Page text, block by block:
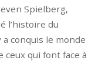
Spielberg,
l’histoire du
conquis le monde
qui font face à